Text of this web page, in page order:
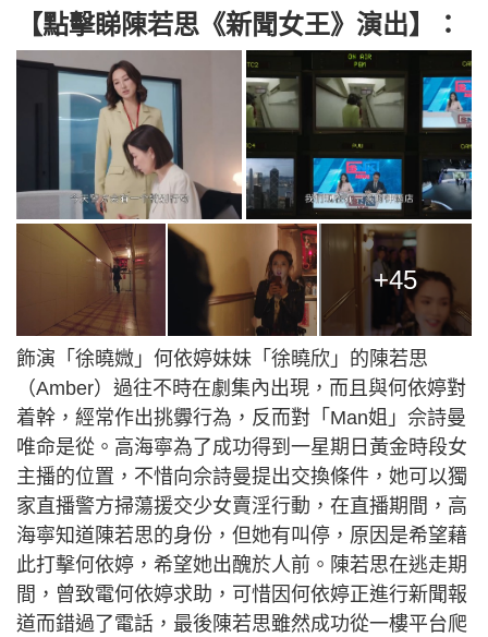
【點擊睇陳若思《新聞女王》演出】：
+45
飾演「徐曉媺」何依婷妹妹「徐曉欣」的陳若思
（Amber）過往不時在劇集內出現，而且與何依婷對
着幹，經常作出挑釁行為，反而對「Man姐」佘詩曼
唯命是從。高海寧為了成功得到一星期日黃金時段女
主播的位置，不惜向佘詩曼提出交換條件，她可以獨
家直播警方掃蕩援交少女賣淫行動，在直播期間，高
海寧知道陳若思的身份，但她有叫停，原因是希望藉
此打擊何依婷，希望她出醜於人前。陳若思在逃走期
間，曾致電何依婷求助，可惜因何依婷正進行新聞報
道而錯過了電話，最後陳若思雖然成功從一樓平台爬